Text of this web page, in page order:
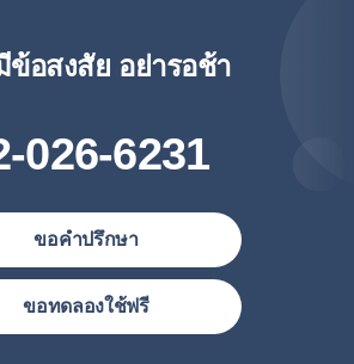
ข้อสงสัย อย่ารอช้า
026-6231
ขอคำปรึกษา
ขอทดลองใช้ฟรี